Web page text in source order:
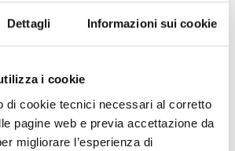
Dettagli Informazioni sui cookie
i cookie
di cookie tecnici necessari al corretto
pagine web e previa accettazione da
migliorare l’esperienza di
fasi:
da parte dei Comuni lombardi: da
delle famiglie: in autunno.
alla fase di adesione per i Comuni e a
consulta le pagine dedicate agli Avvisi.